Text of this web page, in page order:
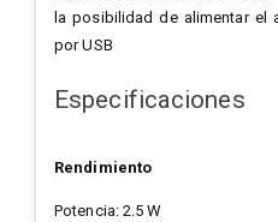
la posibilidad de alimentar el
por USB
Especificaciones
Rendimiento
Potencia: 2.5 W